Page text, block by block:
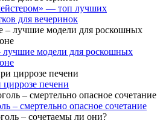
— топ лучших
для вечеринок
лучшие модели для роскошных
печени
– смертельно опасное сочетание